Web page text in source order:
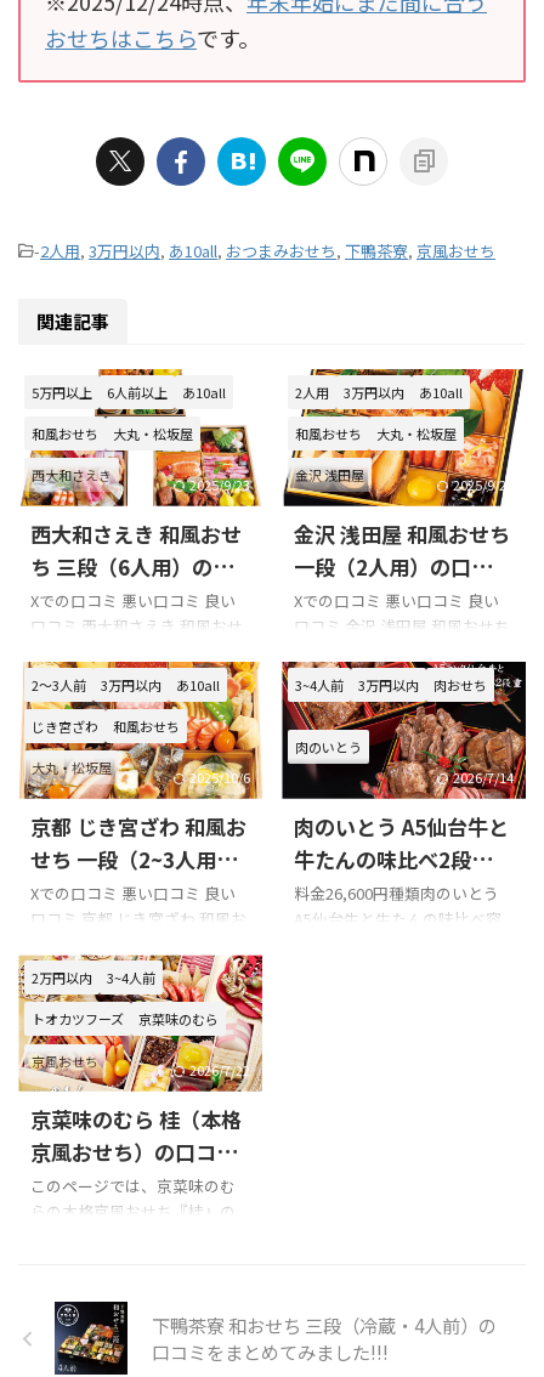
おせちはこちらです。
-2人用, 3万円以内, あ10all, おつまみおせち, 下鴨茶寮, 京風おせち
関連記事
5万円以上 6人前以上 あ10all
和風おせち 大丸・松坂屋
西大和さえき 2025/9/23
西大和さえき 和風おせ
ち 三段（6人用）の口
コミをまとめてみまし
た!!!
Xでの口コミ 悪い口コミ 良い
口コミ 西大和さえき 和風おせ
参考に是非どうぞ!!! 「西大和さ
えき」のXでの口コミ 毎年家族
で集まって西大和のさえきとい
うところのおせちを食べていま
す。たまに他の店のも頼むので
すが、その度に「やっぱりい
つものとこの方が美味しい
ね」となって結局さえきに戻っ
(@amiygo91) September 26,
ん、リスナーの皆様こんにち
は
☂ ...
2人用 3万円以内 あ10all
和風おせち 大丸・松坂屋
金沢 浅田屋 2025/9/29
金沢 浅田屋 和風おせち
一段（2人用）の口コミ
をまとめてみました!!!
Xでの口コミ 悪い口コミ 良い
口コミ 金沢 浅田屋 和風おせち
考に是非どうぞ!!! 「金沢 浅田
屋 和風おせち 一段（2人
用）」のXでの口コミ 浅田屋の
おせち
pic.twitter.com/I0xgmRgRzF—
星藍 (@seiran35) January 1,
2024 浅田屋のおせちを頂きま
した。ごちそうさまでしたあ
pic.twitter.com/06qinHLtcG—
2～3人前 3万円以内 あ10all
じき宮ざわ 和風おせち
大丸・松坂屋 2025/10/6
京都 じき宮ざわ 和風お
せち 一段（2~3人用）
の口コミをまとめてみ
ました!!!
Xでの口コミ 悪い口コミ 良い
口コミ 京都 じき宮ざわ 和風お
際の参考に是非どうぞ!!! 「じき
宮ざわ」のXでの口コミ じき宮
ざわ
京都あの世に飛びかけ
る胡麻豆腐がある。もう6回は
食べてるので既に私はこの世の
人間ではない説もある。美味
しすぎ。
pic.twitter.com/Ce9F0VtJun—
August 10, 2021 じき宮ざわ
3~4人前 3万円以内 肉おせち
肉のいとう
2026/7/14
肉のいとう A5仙台牛と
牛たんの味比べ2段重の
口コミをまとめてみま
した!!!
料金26,600円種類肉のいとう
A5仙台牛と牛たんの味比べ容
られる ...
2万円以内 3~4人前
トオカツフーズ 京菜味のむら
京風おせち 2026/7/22
京菜味のむら 桂（本格
京風おせち）の口コミ
をまとめてみました!!!
このページでは、京菜味のむ
らの本格京風おせち『桂』の
味のむら 桂おせちのXでの口コ
ミ 口コミのまとめ 楽天・
Amazon等の口コミをよく読ん
下鴨茶寮 和おせち 三段（冷蔵・4人前）の
口コミをまとめてみました!!!